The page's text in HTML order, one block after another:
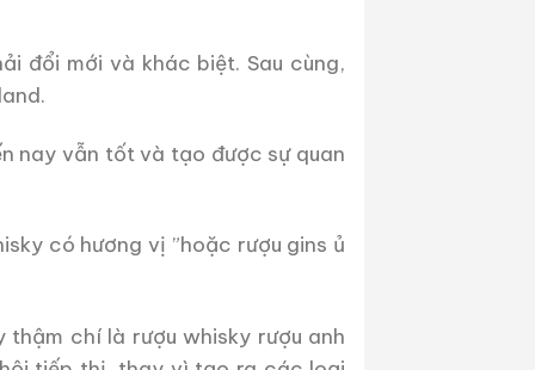
đổi mới và khác biệt. Sau cùng,
nay vẫn tốt và tạo được sự quan
có hương vị ”hoặc rượu gins ủ
chí là rượu whisky rượu anh